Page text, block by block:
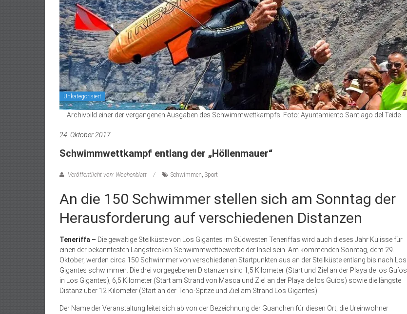
Unkategorisiert
Archivbild einer der vergangenen Ausgaben des Schwimmwettkampfs. Foto: Ayuntamiento Santiago del Teide
24. Oktober 2017
Schwimmwettkampf entlang der „Höllenmauer“
Veröffentlicht von: Wochenblatt Schwimmen, Sport
An die 150 Schwimmer stellen sich am Sonntag der
Herausforderung auf verschiedenen Distanzen
Teneriffa – Die gewaltige Steilküste von Los Gigantes im Südwesten Teneriffas wird auch dieses Jahr Kulisse für
einen der bekanntesten Langstrecken-Schwimmwettbewerbe der Insel sein. Am kommenden Sonntag, dem 29.
Oktober, werden circa 150 Schwimmer von verschiedenen Startpunkten aus an der Steilküste entlang bis nach Los
Gigantes schwimmen. Die drei vorgegebenen Distanzen sind 1,5 Kilometer (Start und Ziel an der Playa de los Guíos
in Los Gigantes), 6,5 Kilometer (Start am Strand von Masca und Ziel an der Playa de los Guíos) sowie die längste
Distanz über 12 Kilometer (Start an der Teno-Spitze und Ziel am Strand Los Gigantes).
Der Name der Veranstaltung leitet sich ab von der Bezeichnung der Guanchen für diesen Ort; die Ureinwohner